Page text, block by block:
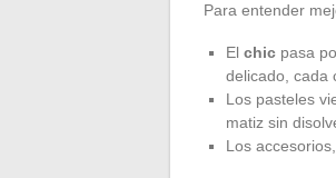
Para entender
El chic pasa
delicado, cada
Los pasteles
matiz sin
Los